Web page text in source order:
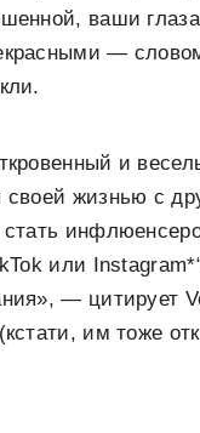
ваши
—
и
своей жизнью с
или
— цитирует
им тоже